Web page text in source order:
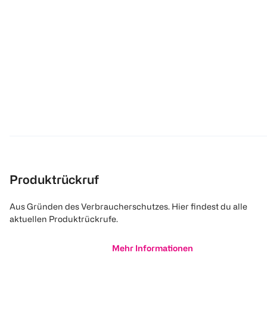
Produktrückruf
Aus Gründen des Verbraucherschutzes. Hier findest du alle
aktuellen Produktrückrufe.
Mehr Informationen